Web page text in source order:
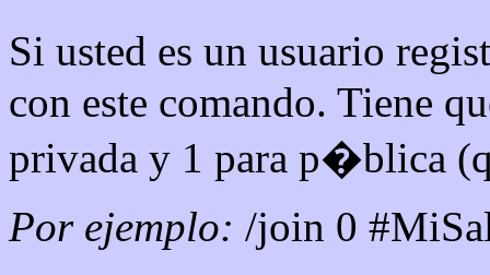
Si usted es un usuario
con este comando. Tiene
privada y 1 para p�blica
Por ejemplo: /join 0